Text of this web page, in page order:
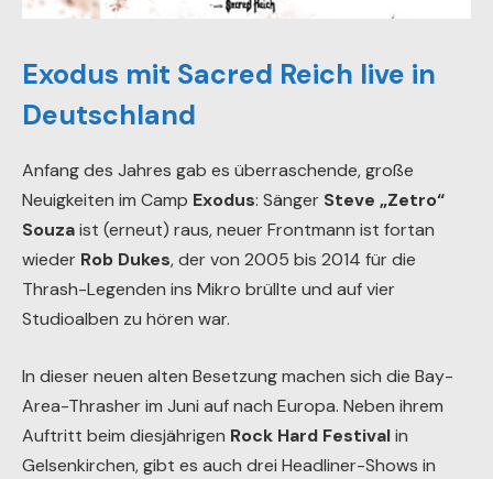
Exodus mit Sacred Reich live in
Deutschland
Anfang des Jahres gab es überraschende, große
Neuigkeiten im Camp Exodus: Sänger Steve „Zetro“
Souzaist (erneut) raus, neuer Frontmann ist fortan
wieder Rob Dukes, der von 2005 bis 2014 für die
Thrash-Legenden ins Mikro brüllte und auf vier
Studioalben zu hören war.
In dieser neuen alten Besetzung machen sich die Bay-
Area-Thrasher im Juni auf nach Europa. Neben ihrem
Auftritt beim diesjährigen Rock Hard Festivalin
Gelsenkirchen, gibt es auch drei Headliner-Shows in